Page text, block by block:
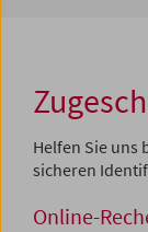
Helfen Sie uns
sicheren
Online-